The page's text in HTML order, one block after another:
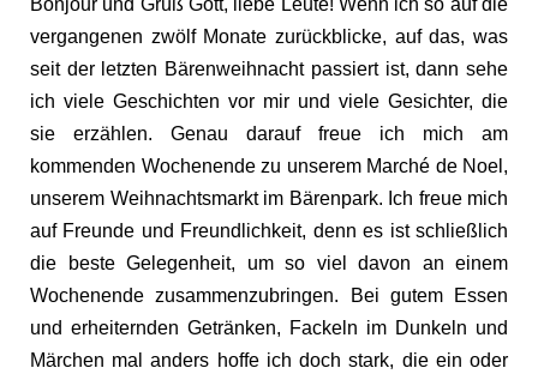
vergangenen zwölf Monate zurückblicke, auf das, was
seit der letzten Bärenweihnacht passiert ist, dann sehe
ich viele Geschichten vor mir und viele Gesichter, die
sie erzählen. Genau darauf freue ich mich am
kommenden Wochenende zu unserem Marché de Noel,
unserem Weihnachtsmarkt im Bärenpark. Ich freue mich
auf Freunde und Freundlichkeit, denn es ist schließlich
die beste Gelegenheit, um so viel davon an einem
Wochenende zusammenzubringen. Bei gutem Essen
und erheiternden Getränken, Fackeln im Dunkeln und
Märchen mal anders hoffe ich doch stark, die ein oder